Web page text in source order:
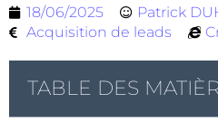
18/06/2025 Patrick
Acquisition de leads
TABLE DES